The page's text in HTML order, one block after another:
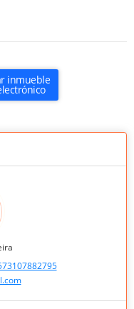
inmueble